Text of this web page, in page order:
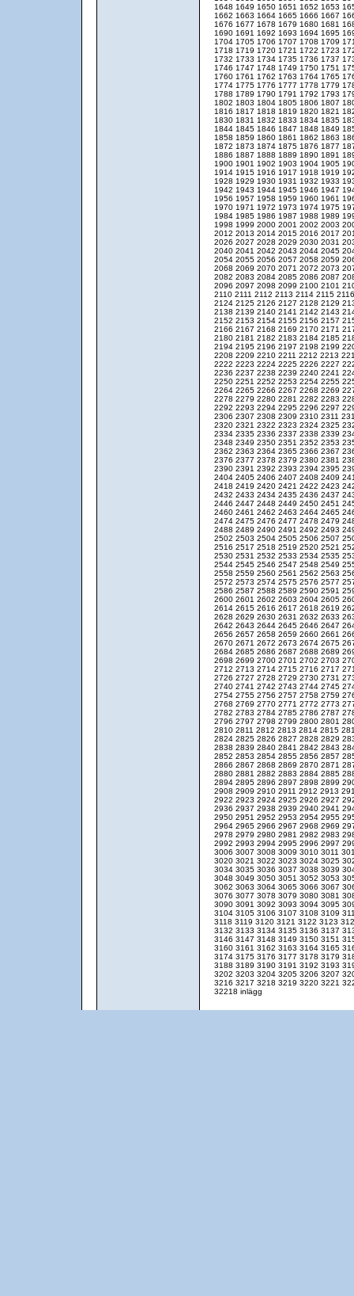
1648 1649 1650 1651 1652 1653
1662 1663 1664 1665 1666 1667
1676 1677 1678 1679 1680 1681
1690 1691 1692 1693 1694 1695
1704 1705 1706 1707 1708 1709
1718 1719 1720 1721 1722 1723
1732 1733 1734 1735 1736 1737
1746 1747 1748 1749 1750 1751
1760 1761 1762 1763 1764 1765
1774 1775 1776 1777 1778 1779
1788 1789 1790 1791 1792 1793
1802 1803 1804 1805 1806 1807
1816 1817 1818 1819 1820 1821
1830 1831 1832 1833 1834 1835
1844 1845 1846 1847 1848 1849
1858 1859 1860 1861 1862 1863
1872 1873 1874 1875 1876 1877
1886 1887 1888 1889 1890 1891
1900 1901 1902 1903 1904 1905
1914 1915 1916 1917 1918 1919
1928 1929 1930 1931 1932 1933
1942 1943 1944 1945 1946 1947
1956 1957 1958 1959 1960 1961
1970 1971 1972 1973 1974 1975
1984 1985 1986 1987 1988 1989
1998 1999 2000 2001 2002 2003
2012 2013 2014 2015 2016 2017
2026 2027 2028 2029 2030 2031
2040 2041 2042 2043 2044 2045
2054 2055 2056 2057 2058 2059
2068 2069 2070 2071 2072 2073
2082 2083 2084 2085 2086 2087
2096 2097 2098 2099 2100 2101
2110 2111 2112 2113 2114 2115
2124 2125 2126 2127 2128 2129
2138 2139 2140 2141 2142 2143
2152 2153 2154 2155 2156 2157
2166 2167 2168 2169 2170 2171
2180 2181 2182 2183 2184 2185
2194 2195 2196 2197 2198 2199
2208 2209 2210 2211 2212 2213
2222 2223 2224 2225 2226 2227
2236 2237 2238 2239 2240 2241
2250 2251 2252 2253 2254 2255
2264 2265 2266 2267 2268 2269
2278 2279 2280 2281 2282 2283
2292 2293 2294 2295 2296 2297
2306 2307 2308 2309 2310 2311
2320 2321 2322 2323 2324 2325
2334 2335 2336 2337 2338 2339
2348 2349 2350 2351 2352 2353
2362 2363 2364 2365 2366 2367
2376 2377 2378 2379 2380 2381
2390 2391 2392 2393 2394 2395
2404 2405 2406 2407 2408 2409
2418 2419 2420 2421 2422 2423
2432 2433 2434 2435 2436 2437
2446 2447 2448 2449 2450 2451
2460 2461 2462 2463 2464 2465
2474 2475 2476 2477 2478 2479
2488 2489 2490 2491 2492 2493
2502 2503 2504 2505 2506 2507
2516 2517 2518 2519 2520 2521
2530 2531 2532 2533 2534 2535
2544 2545 2546 2547 2548 2549
2558 2559 2560 2561 2562 2563
2572 2573 2574 2575 2576 2577
2586 2587 2588 2589 2590 2591
2600 2601 2602 2603 2604 2605
2614 2615 2616 2617 2618 2619
2628 2629 2630 2631 2632 2633
2642 2643 2644 2645 2646 2647
2656 2657 2658 2659 2660 2661
2670 2671 2672 2673 2674 2675
2684 2685 2686 2687 2688 2689
2698 2699 2700 2701 2702 2703
2712 2713 2714 2715 2716 2717
2726 2727 2728 2729 2730 2731
2740 2741 2742 2743 2744 2745
2754 2755 2756 2757 2758 2759
2768 2769 2770 2771 2772 2773
2782 2783 2784 2785 2786 2787
2796 2797 2798 2799 2800 2801
2810 2811 2812 2813 2814 2815
2824 2825 2826 2827 2828 2829
2838 2839 2840 2841 2842 2843
2852 2853 2854 2855 2856 2857
2866 2867 2868 2869 2870 2871
2880 2881 2882 2883 2884 2885
2894 2895 2896 2897 2898 2899
2908 2909 2910 2911 2912 2913
2922 2923 2924 2925 2926 2927
2936 2937 2938 2939 2940 2941
2950 2951 2952 2953 2954 2955
2964 2965 2966 2967 2968 2969
2978 2979 2980 2981 2982 2983
2992 2993 2994 2995 2996 2997
3006 3007 3008 3009 3010 3011
3020 3021 3022 3023 3024 3025
3034 3035 3036 3037 3038 3039
3048 3049 3050 3051 3052 3053
3062 3063 3064 3065 3066 3067
3076 3077 3078 3079 3080 3081
3090 3091 3092 3093 3094 3095
3104 3105 3106 3107 3108 3109
3118 3119 3120 3121 3122 3123
3132 3133 3134 3135 3136 3137
3146 3147 3148 3149 3150 3151
3160 3161 3162 3163 3164 3165
3174 3175 3176 3177 3178 3179
3188 3189 3190 3191 3192 3193
3202 3203 3204 3205 3206 3207
3216 3217 3218 3219 3220 3221
32218 inlägg